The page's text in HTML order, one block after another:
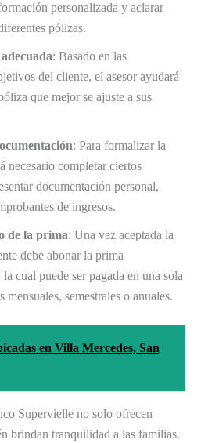
personalizada y aclarar
pólizas.
: Basado en las
del cliente, el asesor ayudará
que mejor se ajuste a sus
: Para formalizar la
necesario completar ciertos
documentación personal,
de ingresos.
de la prima: Una vez aceptada la
debe abonar la prima
cual puede ser pagada en una sola
mensuales, semestrales o anuales.
en Villa Mercedes, San
Supervielle no solo ofrecen
brindan tranquilidad a las familias.